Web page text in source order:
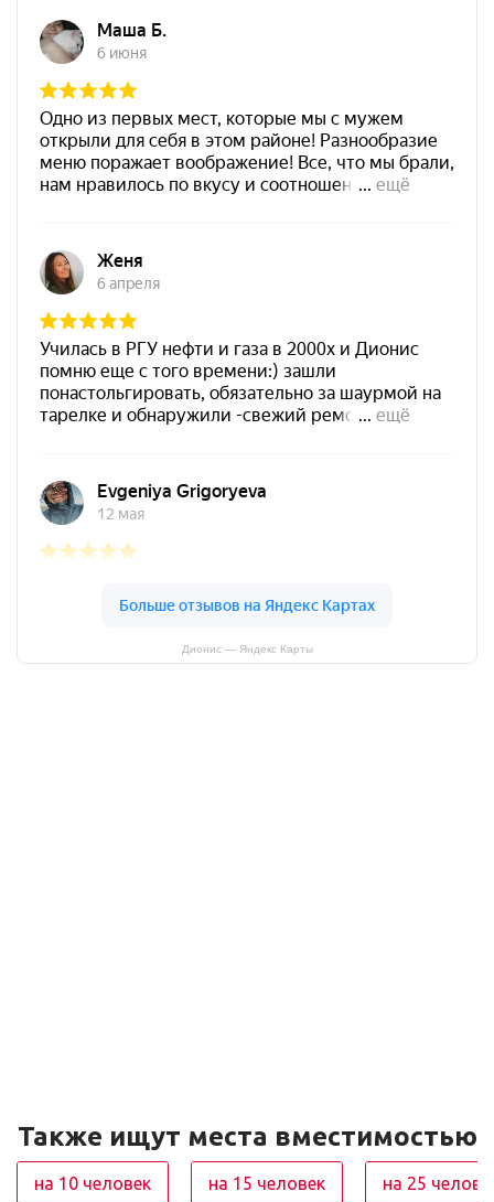
Дионис — Яндекс Карты
Также ищут места вместимостью
на 10 человек на 15 человек на 25